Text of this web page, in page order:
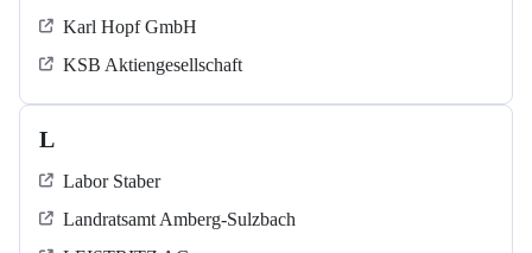
Karl Hopf GmbH
KSB Aktiengesellschaft
L
Labor Staber
Landratsamt Amberg-Sulzbach